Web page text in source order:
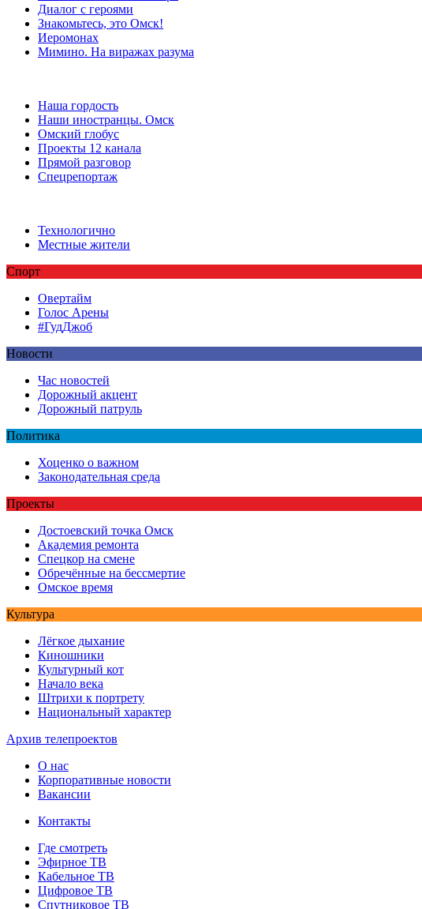
Диалог с героями
Знакомьтесь, это Омск!
Иеромонах
Мимино. На виражах разума
Наша гордость
Наши иностранцы. Омск
Омский глобус
Проекты 12 канала
Прямой разговор
Спецрепортаж
Технологично
Местные жители
Спорт
Овертайм
Голос Арены
#ГудДжоб
Новости
Час новостей
Дорожный акцент
Дорожный патруль
Политика
Хоценко о важном
Законодательная среда
Проекты
Достоевский точка Омск
Академия ремонта
Спецкор на смене
Обречённые на бессмертие
Омское время
Культура
Лёгкое дыхание
Киношники
Культурный кот
Начало века
Штрихи к портрету
Национальный характер
Архив телепроектов
О нас
Корпоративные новости
Вакансии
Контакты
Где смотреть
Эфирное ТВ
Кабельное ТВ
Цифровое ТВ
Спутниковое ТВ